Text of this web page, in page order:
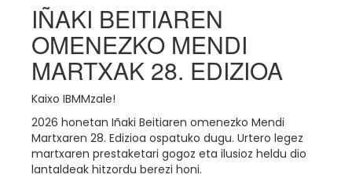
IÑAKI BEITIAREN
OMENEZKO MENDI
MARTXAK 28. EDIZIOA
Kaixo IBMMzale!
2026 honetan Iñaki Beitiaren omenezko Mendi
Martxaren 28. Edizioa ospatuko dugu. Urtero legez
martxaren prestaketari gogoz eta ilusioz heldu dio
lantaldeak hitzordu berezi honi.